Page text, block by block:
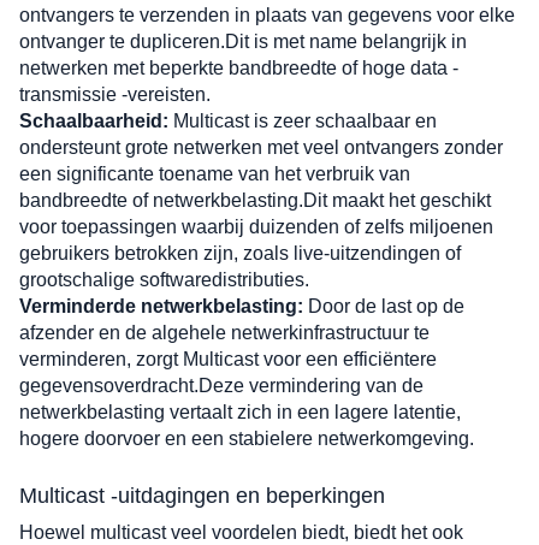
ontvangers te verzenden in plaats van gegevens voor elke
ontvanger te dupliceren.Dit is met name belangrijk in
netwerken met beperkte bandbreedte of hoge data -
transmissie -vereisten.
Schaalbaarheid: Multicast is zeer schaalbaar en
ondersteunt grote netwerken met veel ontvangers zonder
een significante toename van het verbruik van
bandbreedte of netwerkbelasting.Dit maakt het geschikt
voor toepassingen waarbij duizenden of zelfs miljoenen
gebruikers betrokken zijn, zoals live-uitzendingen of
grootschalige softwaredistributies.
Verminderde netwerkbelasting: Door de last op de
afzender en de algehele netwerkinfrastructuur te
verminderen, zorgt Multicast voor een efficiëntere
gegevensoverdracht.Deze vermindering van de
netwerkbelasting vertaalt zich in een lagere latentie,
hogere doorvoer en een stabielere netwerkomgeving.
Multicast -uitdagingen en beperkingen
Hoewel multicast veel voordelen biedt, biedt het ook